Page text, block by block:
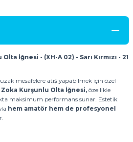
İğnesi - (XH-A 02) - Sarı Kırmızı - 21
mesafelere atış yapabilmek için özel
Kurşunlu Olta İğnesi, özellikle
maksimum performans sunar. Estetik
hem amatör hem de profesyonel